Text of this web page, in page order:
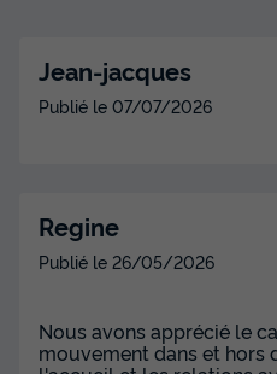
Jean-jacques
Publié le 07/07/2026
Regine
Publié le 26/05/2026
Nous avons apprécié le
mouvement dans et hors